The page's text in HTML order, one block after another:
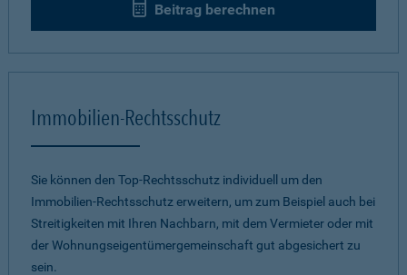
Beitrag berechnen
Immobilien-Rechtsschutz
Sie können den Top-Rechtsschutz individuell um den
Immobilien-Rechtsschutz erweitern, um zum Beispiel auch bei
Streitigkeiten mit Ihren Nachbarn, mit dem Vermieter oder mit
der Wohnungseigentümergemeinschaft gut abgesichert zu
sein.